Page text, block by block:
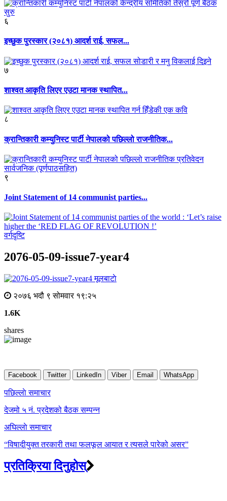
६
इच्छुक पुरस्कार (२०८१) आदर्श राई, सफल...
७
शाश्वत आकृति लिएर एउटा मानक स्थापित...
८
क्रान्तिकारी कम्युनिस्ट पार्टी नेपालको पछिल्लो राजनीतिक...
९
Joint Statement of 14 communist parties...
वर्गदृष्टि
2076-05-09-issue7-year4
मूलबाटाे
२०७६ भदौ ९ सोमवार १९:२५
1.6K
shares
Facebook Twitter LinkedIn Viber Email WhatsApp
Post
navigation
पछिल्लाे समाचार
देजमो ५ नं. प्रदेशको बैठक सम्पन्न
अघिल्लाे समाचार
“विषादीयुक्त तरकारी तथा फलफूल आयात र त्यसले पारेको असर”
प्रतिक्रिया दिनुहोस्